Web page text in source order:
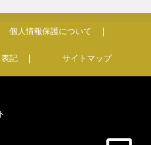
個人情報保護について
記 サイトマップ